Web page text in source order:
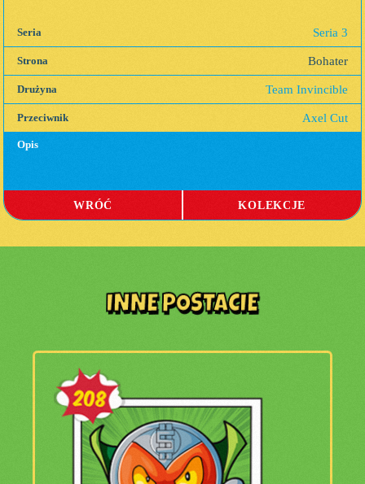
Seria Seria 3
Strona Bohater
Drużyna Team Invincible
Przeciwnik Axel Cut
Opis
WRÓĆ KOLEKCJE
INNE POSTACIE